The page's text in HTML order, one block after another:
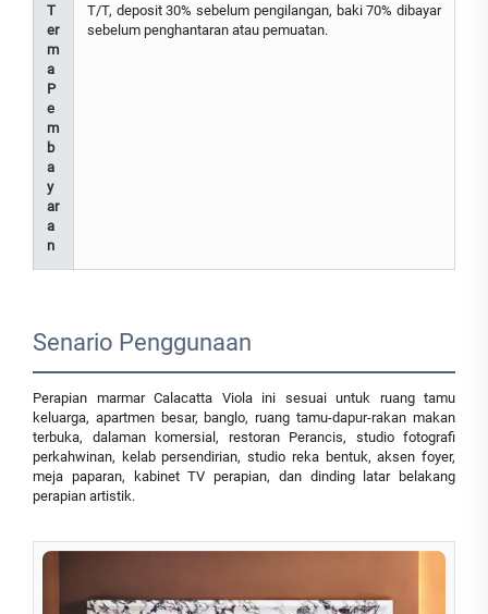
T
er
m
a
P
e
m
b
a
y
ar
a
n
T/T, deposit 30% sebelum pengilangan, baki 70% dibayar
sebelum penghantaran atau pemuatan.
Senario Penggunaan
Perapian marmar Calacatta Viola ini sesuai untuk ruang tamu
keluarga, apartmen besar, banglo, ruang tamu-dapur-rakan makan
terbuka, dalaman komersial, restoran Perancis, studio fotografi
perkahwinan, kelab persendirian, studio reka bentuk, aksen foyer,
meja paparan, kabinet TV perapian, dan dinding latar belakang
perapian artistik.